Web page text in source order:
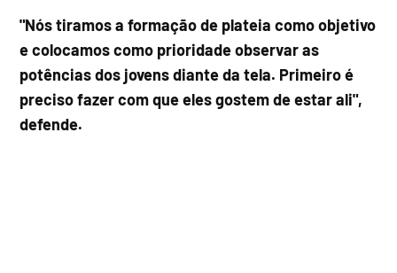
"Nós tiramos a formação de plateia como objetivo
e colocamos como prioridade observar as
potências dos jovens diante da tela. Primeiro é
preciso fazer com que eles gostem de estar ali",
defende.